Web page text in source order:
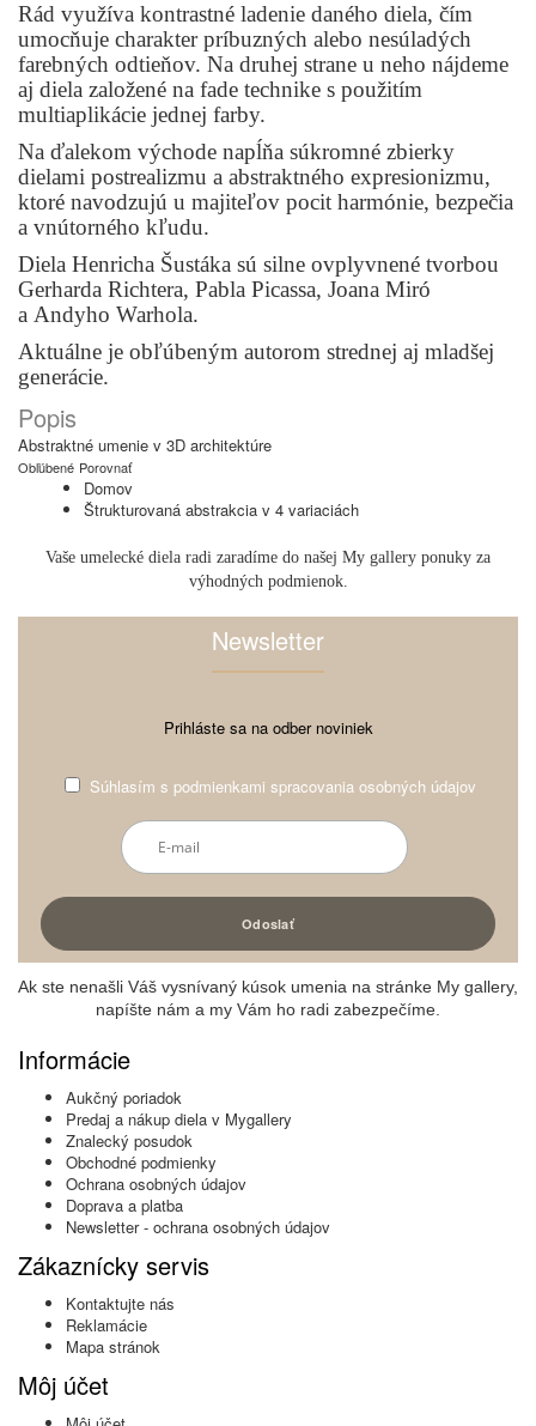
Rád využíva kontrastné ladenie daného diela, čím
umocňuje charakter príbuzných alebo nesúladých
farebných odtieňov. Na druhej strane u neho nájdeme
aj diela založené na fade technike s použitím
multiaplikácie jednej farby.
Na ďalekom východe napĺňa súkromné zbierky
dielami postrealizmu a abstraktného expresionizmu,
ktoré navodzujú u majiteľov pocit harmónie, bezpečia
a vnútorného kľudu.
Diela Henricha Šustáka sú silne ovplyvnené tvorbou
Gerharda Richtera, Pabla Picassa, Joana Miró
a Andyho Warhola.
Aktuálne je obľúbeným autorom strednej aj mladšej
generácie.
Popis
Abstraktné umenie v 3D architektúre
Obľúbené Porovnať
Domov
Štrukturovaná abstrakcia v 4 variaciách
Vaše umelecké diela radi zaradíme do našej My gallery ponuky za
výhodných podmienok.
Newsletter
Prihláste sa na odber noviniek
Súhlasím s podmienkami spracovania osobných údajov
Ak ste nenašli Váš vysnívaný kúsok umenia na stránke My gallery,
napíšte nám a my Vám ho radi zabezpečíme.
Informácie
Aukčný poriadok
Predaj a nákup diela v Mygallery
Znalecký posudok
Obchodné podmienky
Ochrana osobných údajov
Doprava a platba
Newsletter - ochrana osobných údajov
Zákaznícky servis
Kontaktujte nás
Reklamácie
Mapa stránok
Môj účet